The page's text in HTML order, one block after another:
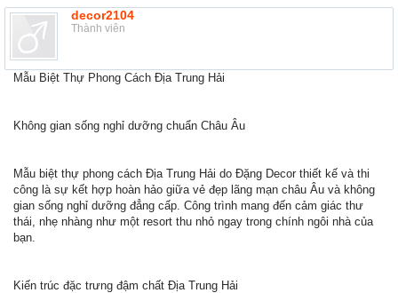
decor2104
Thành viên
Mẫu Biệt Thự Phong Cách Địa Trung Hải
Không gian sống nghỉ dưỡng chuẩn Châu Âu
Mẫu biệt thự phong cách Địa Trung Hải do Đặng Decor thiết kế và thi
công là sự kết hợp hoàn hảo giữa vẻ đẹp lãng mạn châu Âu và không
gian sống nghỉ dưỡng đẳng cấp. Công trình mang đến cảm giác thư
thái, nhẹ nhàng như một resort thu nhỏ ngay trong chính ngôi nhà của
bạn.
Kiến trúc đặc trưng đậm chất Địa Trung Hải